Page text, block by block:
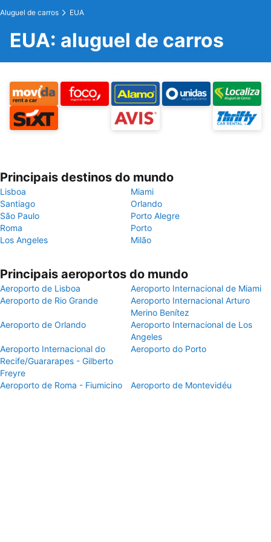
Aluguel de carros EUA
EUA: aluguel de carros
Principais destinos do mundo
Lisboa
Miami
Santiago
Orlando
São Paulo
Porto Alegre
Roma
Porto
Los Angeles
Milão
Principais aeroportos do mundo
Aeroporto de Lisboa
Aeroporto Internacional de Miami
Aeroporto de Rio Grande
Aeroporto Internacional Arturo
Merino Benítez
Aeroporto de Orlando
Aeroporto Internacional de Los
Angeles
Aeroporto Internacional do
Recife/Guararapes - Gilberto
Freyre
Aeroporto do Porto
Aeroporto de Roma - Fiumicino Aeroporto de Montevidéu